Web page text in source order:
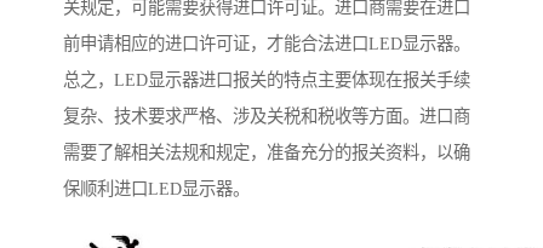
关规定，可能需要获得进口许可证。进口商需要在进口
前申请相应的进口许可证，才能合法进口LED显示器。
总之，LED显示器进口报关的特点主要体现在报关手续
复杂、技术要求严格、涉及关税和税收等方面。进口商
需要了解相关法规和规定，准备充分的报关资料，以确
保顺利进口LED显示器。